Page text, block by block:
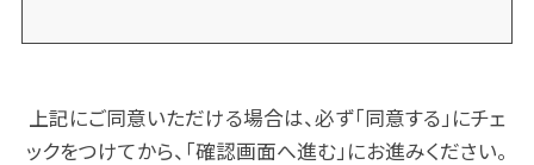
当校にお問い合わせくださいますよう
上記にご同意いただける場合は、必ず「同意する」にチェ
ックをつけてから、「確認画面へ進む」にお進みください。